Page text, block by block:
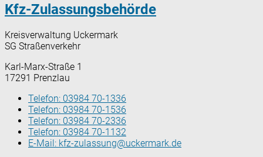
Kfz-Zulassungsbehörde
Kreisverwaltung Uckermark
SG Straßenverkehr
Karl-Marx-Straße 1
17291 Prenzlau
Telefon: 03984 70-1336
Telefon: 03984 70-1536
Telefon: 03984 70-2336
Telefon: 03984 70-1132
E-Mail: kfz-zulassung@uckermark.de